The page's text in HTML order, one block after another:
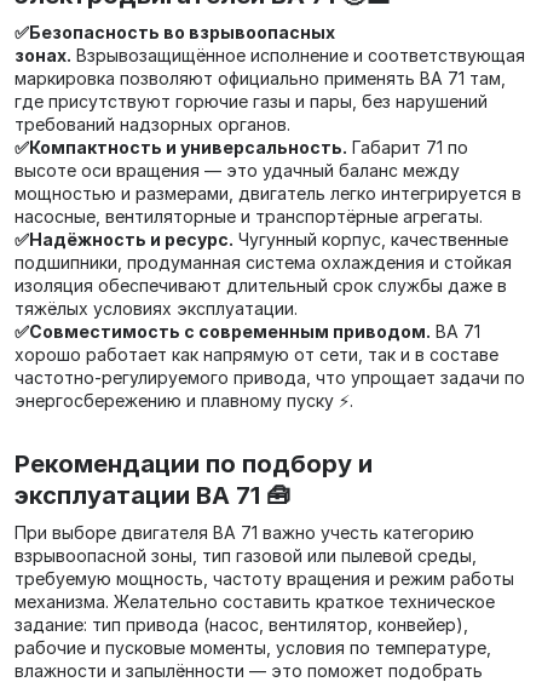
✅Безопасность во взрывоопасных
зонах. Взрывозащищённое исполнение и соответствующая
маркировка позволяют официально применять ВА 71 там,
где присутствуют горючие газы и пары, без нарушений
требований надзорных органов.
✅Компактность и универсальность. Габарит 71 по
высоте оси вращения — это удачный баланс между
мощностью и размерами, двигатель легко интегрируется в
насосные, вентиляторные и транспортёрные агрегаты.
✅Надёжность и ресурс. Чугунный корпус, качественные
подшипники, продуманная система охлаждения и стойкая
изоляция обеспечивают длительный срок службы даже в
тяжёлых условиях эксплуатации.
✅Совместимость с современным приводом. ВА 71
хорошо работает как напрямую от сети, так и в составе
частотно‑регулируемого привода, что упрощает задачи по
энергосбережению и плавному пуску ⚡.
Рекомендации по подбору и
эксплуатации ВА 71 🧰
При выборе двигателя ВА 71 важно учесть категорию
взрывоопасной зоны, тип газовой или пылевой среды,
требуемую мощность, частоту вращения и режим работы
механизма. Желательно составить краткое техническое
задание: тип привода (насос, вентилятор, конвейер),
рабочие и пусковые моменты, условия по температуре,
влажности и запылённости — это поможет подобрать